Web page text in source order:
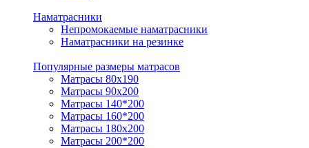
Наматрасники
Непромокаемые наматрасники
Наматрасники на резинке
Популярные размеры матрасов
Матрасы 80x190
Матрасы 90x200
Матрасы 140*200
Матрасы 160*200
Матрасы 180x200
Матрасы 200*200